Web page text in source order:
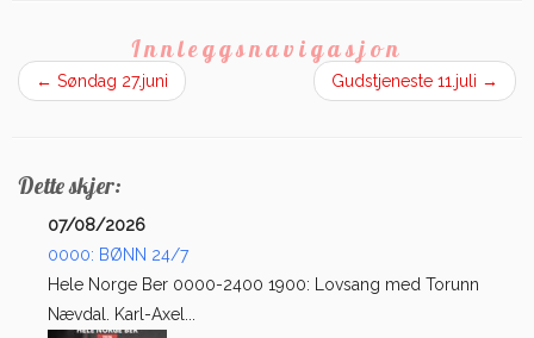
Innleggsnavigasjon
← Søndag 27.juni Gudstjeneste 11.juli →
Dette skjer:
07/08/2026
0000: BØNN 24/7
Hele Norge Ber 0000-2400 1900: Lovsang med Torunn
Nævdal. Karl-Axel...